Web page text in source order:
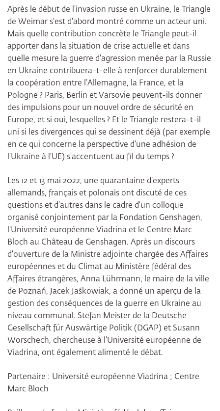
Après le début de l'invasion russe en Ukraine, le Triangle
de Weimar s'est d'abord montré comme un acteur uni.
Mais quelle contribution concrète le Triangle peut-il
apporter dans la situation de crise actuelle et dans
quelle mesure la guerre d'agression menée par la Russie
en Ukraine contribuera-t-elle à renforcer durablement
la coopération entre l’Allemagne, la France, et la
Pologne ? Paris, Berlin et Varsovie peuvent-ils donner
des impulsions pour un nouvel ordre de sécurité en
Europe, et si oui, lesquelles ? Et le Triangle restera-t-il
uni si les divergences qui se dessinent déjà (par exemple
en ce qui concerne la perspective d'une adhésion de
l'Ukraine à l'UE) s'accentuent au fil du temps ?
Les 12 et 13 mai 2022, une quarantaine d’experts
allemands, français et polonais ont discuté de ces
questions et d'autres dans le cadre d'un colloque
organisé conjointement par la Fondation Genshagen,
l'Université européenne Viadrina et le Centre Marc
Bloch au Château de Genshagen. Après un discours
d'ouverture de la Ministre adjointe chargée des Affaires
européennes et du Climat au Ministère fédéral des
Affaires étrangères, Anna Lührmann, le maire de la ville
de Poznań, Jacek Jaśkowiak, a donné un aperçu de la
gestion des conséquences de la guerre en Ukraine au
niveau communal. Stefan Meister de la Deutsche
Gesellschaft für Auswärtige Politik (DGAP) et Susann
Worschech, chercheuse à l'Université européenne de
Viadrina, ont également alimenté le débat.
Partenaire : Université européenne Viadrina ; Centre
Marc Bloch